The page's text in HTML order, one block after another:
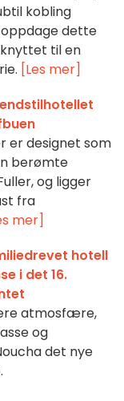
kobling
dette
til en
[Les mer]
er designet som
berømte
og ligger
fra
mer]
hotell
i det 16.
atmosfære,
og
det nye